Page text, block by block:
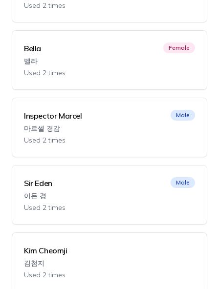
Used 2 times
Bella
벨라
Used 2 times
Female
Inspector Marcel
마르셀 경감
Used 2 times
Male
Sir Eden
이든 경
Used 2 times
Male
Kim Cheomji
김첨지
Used 2 times